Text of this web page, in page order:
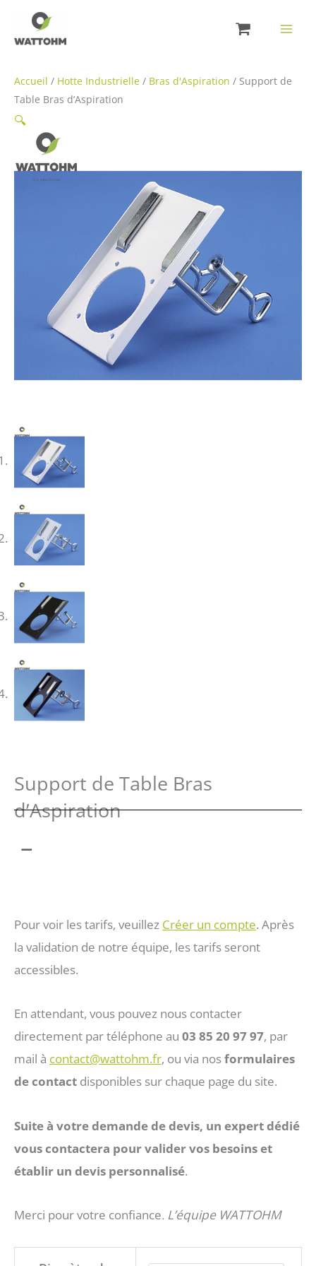
Accueil / Hotte Industrielle / Bras d'Aspiration / Support de
Table Bras d’Aspiration
🔍
Support de Table Bras
d’Aspiration
–
prix :
64 €
à
74 €
Pour voir les tarifs, veuillez Créer un compte. Après
la validation de notre équipe, les tarifs seront
accessibles.
En attendant, vous pouvez nous contacter
directement par téléphone au 03 85 20 97 97, par
mail à contact@wattohm.fr, ou via nosformulaires
de contact disponibles sur chaque page du site.
Suite à votre demande de devis, un expert dédié
vous contactera pour valider vos besoins et
établir un devis personnalisé.
Merci pour votre confiance. L’équipe WATTOHM